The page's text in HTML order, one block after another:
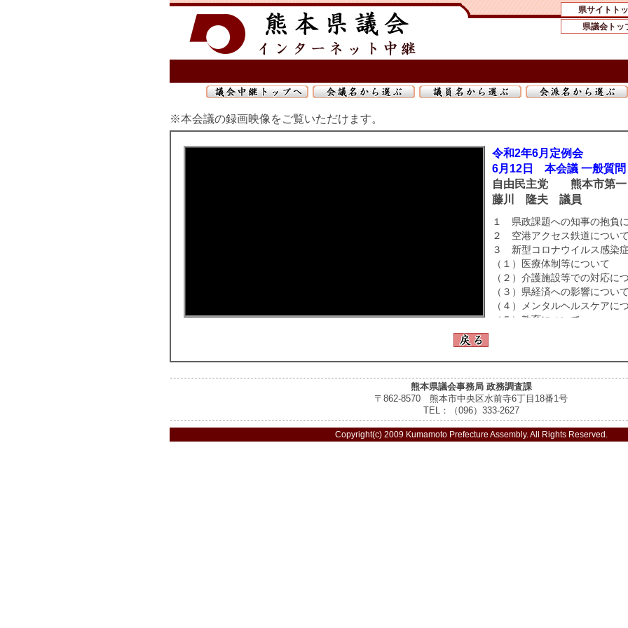
県サイトト
県議会トッ
※本会議の録画映像をご覧いただけます。
令和2年6月定例会
6月12日 本会議 一般質問
自由民主党 熊本市第一
藤川 隆夫 議員
１ 県政課題への知事の抱負
２ 空港アクセス鉄道について
３ 新型コロナウイルス感染
（１）医療体制等について
（２）介護施設等での対応に
（３）県経済への影響について
（４）メンタルヘルスケアに
（５）教育について
熊本県議会事務局 政務調査課
〒862-8570 熊本市中央区水前寺6丁目18番1号
TEL：（096）333-2627
Copyright(c) 2009 Kumamoto Prefecture Assembly. All Rights Reserved.